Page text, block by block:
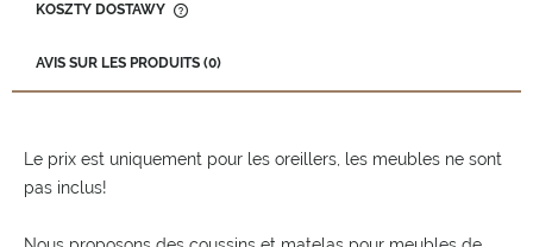
KOSZTY DOSTAWY
AVIS SUR LES PRODUITS (0)
Le prix est uniquement pour les oreillers, les meubles ne sont
pas inclus!